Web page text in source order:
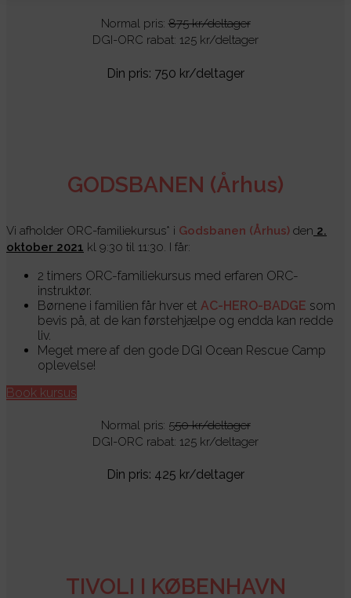
Normal pris:875 kr/deltager
DGI-ORC rabat: 125 kr/deltager
Din pris: 750 kr/deltager
GODSBANEN (Århus)
Vi afholder ORC-familiekursus* i Godsbanen (Århus) den 2.
oktober 2021 kl 9:30 til 11:30. I får:
2 timers ORC-familiekursus med erfaren ORC-
instruktør.
Børnene i familien får hver et AC-HERO-BADGE som
bevis på, at de kan førstehjælpe og endda kan redde
liv.
Meget mere af den gode DGI Ocean Rescue Camp
oplevelse!
Book kursus
Normal pris: 550 kr/deltager
DGI-ORC rabat: 125 kr/deltager
Din pris: 425 kr/deltager
TIVOLI I KØBENHAVN